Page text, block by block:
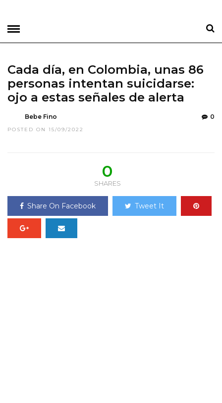
Cada día, en Colombia, unas 86
personas intentan suicidarse:
ojo a estas señales de alerta
Bebe Fino
POSTED ON 15/09/2022
0
0
SHARES
Share On Facebook Tweet It